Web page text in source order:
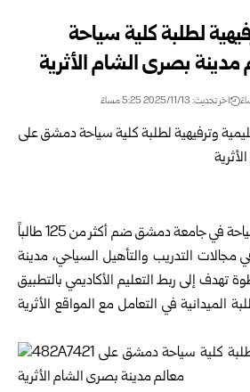
لطلبة كلية سياحة
بصرى الشام الأثرية
اخر تحديث: 2025/11/13 5:25 مساءً
فيجامعة دمشق
ضم أكثر من 125 طالباً
مجالات التدريب والتأهيل السياحي، مدينة
تهدف إلى ربط التعليم الأكاديمي بالتطبيق
الميدانية في التعامل مع المواقع الأثرية